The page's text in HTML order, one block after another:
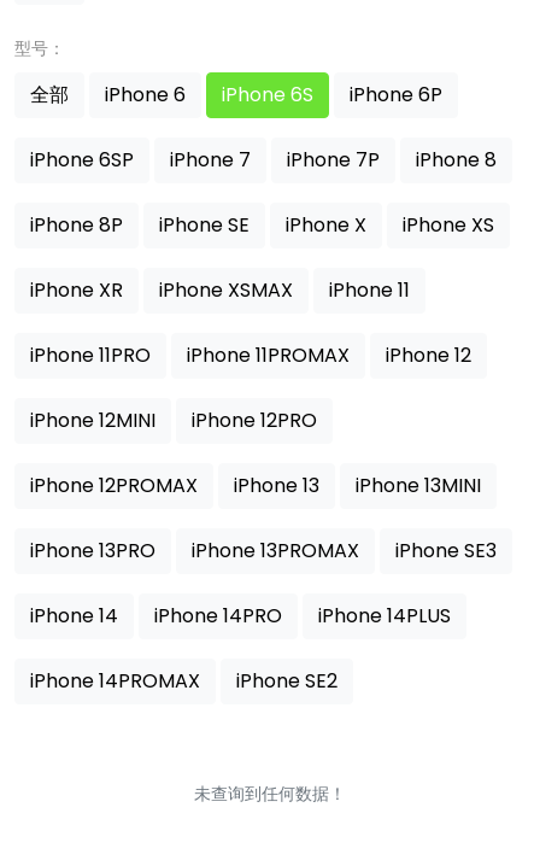
型号：
全部 iPhone 6 iPhone 6S iPhone 6P
iPhone 6SP iPhone 7 iPhone 7P iPhone 8
iPhone 8P iPhone SE iPhone X iPhone XS
iPhone XR iPhone XSMAX iPhone 11
iPhone 11PRO iPhone 11PROMAX iPhone 12
iPhone 12MINI iPhone 12PRO
iPhone 12PROMAX iPhone 13 iPhone 13MINI
iPhone 13PRO iPhone 13PROMAX iPhone SE3
iPhone 14 iPhone 14PRO iPhone 14PLUS
iPhone 14PROMAX iPhone SE2
未查询到任何数据！